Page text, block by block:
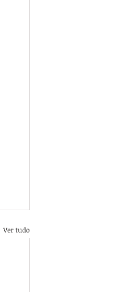
Ver tudo